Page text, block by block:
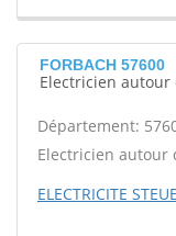
FORBACH 57600
Electricien autour
Département:
Electricien autour
ELECTRICITE